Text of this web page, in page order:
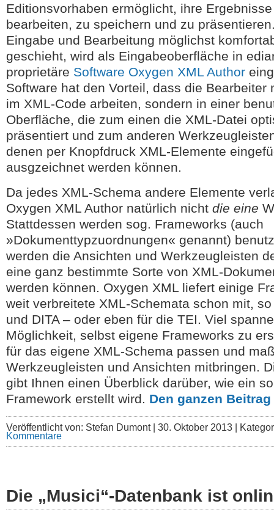
Editionsvorhaben ermöglicht, ihre
bearbeiten, zu speichern und zu
Eingabe und Bearbeitung möglichst
geschieht, wird als Eingabeoberfläche in
proprietäre Software Oxygen XML Author
Software hat den Vorteil, dass die Bearbeiter
im XML-Code arbeiten, sondern in einer
Oberfläche, die zum einen die XML-Datei
präsentiert und zum anderen
denen per Knopfdruck XML-Elemente
ausgzeichnet werden können.
Da jedes XML-Schema andere Elemente
Oxygen XML Author natürlich nicht die eine
Stattdessen werden sog. Frameworks (auch
»Dokumenttypzuordnungen« genannt)
werden die Ansichten und Werkzeugleisten
eine ganz bestimmte Sorte von XML-
werden können. Oxygen XML liefert einige
weit verbreitete XML-Schemata schon mit,
und DITA – oder eben für die TEI. Viel
Möglichkeit, selbst eigene Frameworks zu
für das eigene XML-Schema passen und
Werkzeugleisten und Ansichten mitbringen.
gibt Ihnen einen Überblick darüber, wie ein
Framework erstellt wird. Den ganzen
Veröffentlicht von: Stefan Dumont | 30. Oktober 2013 |
Kommentare
Die „Musici“-Datenbank ist